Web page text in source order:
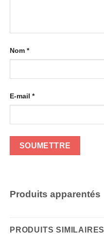
Nom *
E-mail *
Produits apparentés
PRODUITS SIMILAIRES